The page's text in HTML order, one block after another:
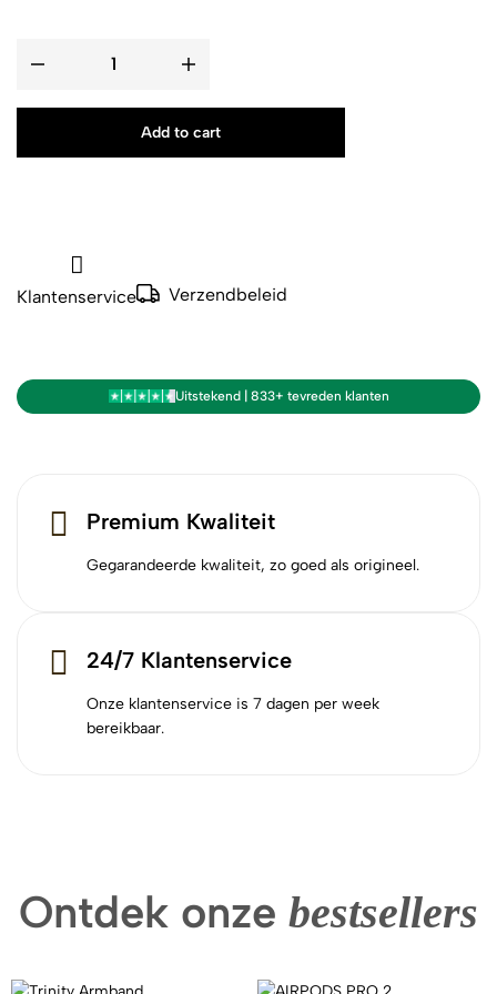
Add to cart
Klantenservice Verzendbeleid
Uitstekend | 833+ tevreden klanten
Premium Kwaliteit
Gegarandeerde kwaliteit, zo goed als origineel.
24/7 Klantenservice
Onze klantenservice is 7 dagen per week
bereikbaar.
Ontdek onze bestsellers